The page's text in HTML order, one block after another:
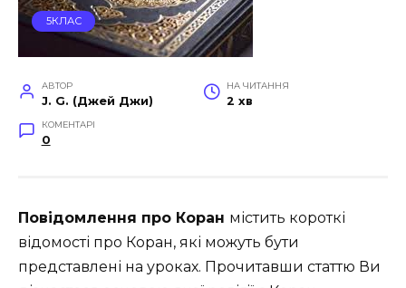
5КЛАС
АВТОР
J. G. (Джей Джи)
НА ЧИТАННЯ
2 хв
КОМЕНТАРІ
0
Повідомлення про Коран містить короткі
відомості про Коран, які можуть бути
представлені на уроках. Прочитавши статтю Ви